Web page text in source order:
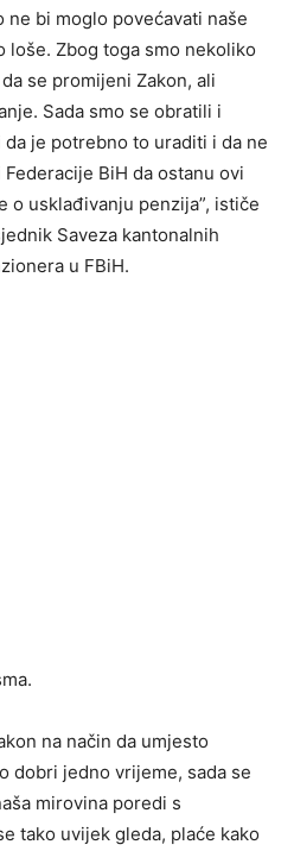
bi moglo povećavati naše
loše. Zbog toga smo nekoliko
se promijeni Zakon, ali
Sada smo se obratili i
je potrebno to uraditi i da ne
BiH da ostanu ovi
o usklađivanju penzija”, ističe
Saveza kantonalnih
u FBiH.
na način da umjesto
dobri jedno vrijeme, sada se
mirovina poredi s
tako uvijek gleda, plaće kako